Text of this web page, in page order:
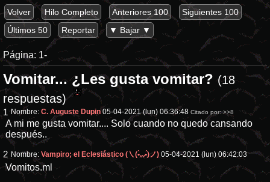
Volver Hilo Completo Anteriores 100
Siguientes 100
Últimos 50
Reportar ▼ Bajar ▼
Página: 1-
Vomitar... ¿Les gusta vomitar? (18
respuestas)
1 Nombre:C. Auguste Dupin 05-04-2021 (lun) 06:36:48 Citado por:>>8
A mi me gusta vomitar.... Solo cuando no quedo cansando
después..
2 Nombre:Vampiro; el Eclesiástico (㇏(•̀ᵥᵥ•́)ノ) 05-04-2021 (lun) 06:42:03
Vomitos.ml